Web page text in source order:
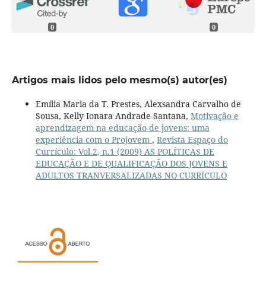
0 0
Artigos mais lidos pelo mesmo(s) autor(es)
Emília Maria da T. Prestes, Alexsandra Carvalho de
Sousa, Kelly Ionara Andrade Santana, Motivação e
aprendizagem na educação de jovens: uma
experiência com o Projovem , Revista Espaço do
Currículo: Vol.2, n.1 (2009) AS POLÍTICAS DE
EDUCAÇÃO E DE QUALIFICAÇÃO DOS JOVENS E
ADULTOS TRANVERSALIZADAS NO CURRÍCULO